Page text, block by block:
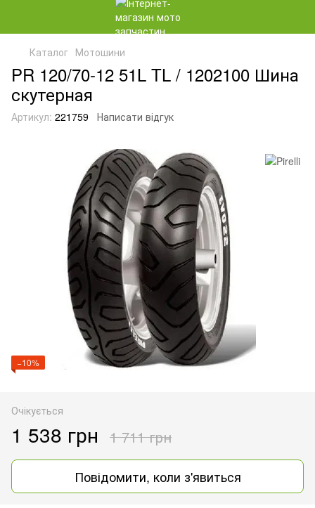
Каталог Мотошини
PR 120/70-12 51L TL / 1202100 Шина
скутерная
Артикул: 221759 Написати відгук
−10%
Очікується
1 538 грн 1 711 грн
Повідомити, коли з'явиться